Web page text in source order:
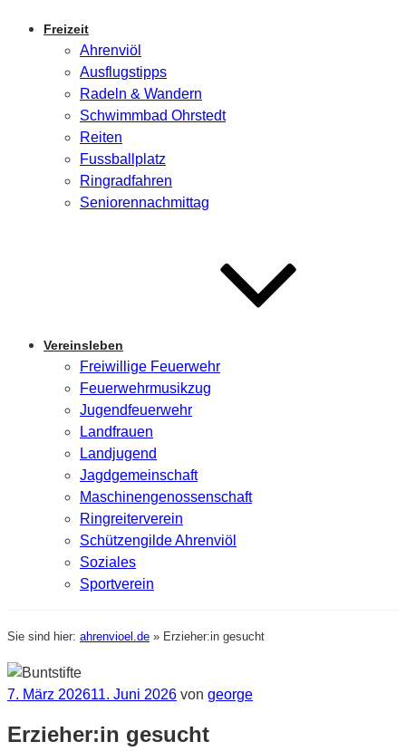
Freizeit
Ahrenviöl
Ausflugstipps
Radeln & Wandern
Schwimmbad Ohrstedt
Reiten
Fussballplatz
Ringradfahren
Seniorennachmittag
Vereinsleben
Freiwillige Feuerwehr
Feuerwehrmusikzug
Jugendfeuerwehr
Landfrauen
Landjugend
Jagdgemeinschaft
Maschinengenossenschaft
Ringreiterverein
Schützengilde Ahrenviöl
Soziales
Sportverein
Sie sind hier: ahrenvioel.de » Erzieher:in gesucht
Veröffentlicht
7. März 202611. Juni 2026 von george
Erzieher:in gesucht